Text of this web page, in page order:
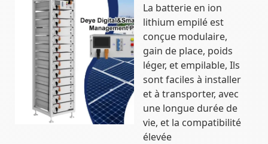
La batterie en ion
lithium empilé est
conçue modulaire,
gain de place, poids
léger, et empilable, Ils
sont faciles à installer
et à transporter, avec
une longue durée de
vie, et la compatibilité
élevée